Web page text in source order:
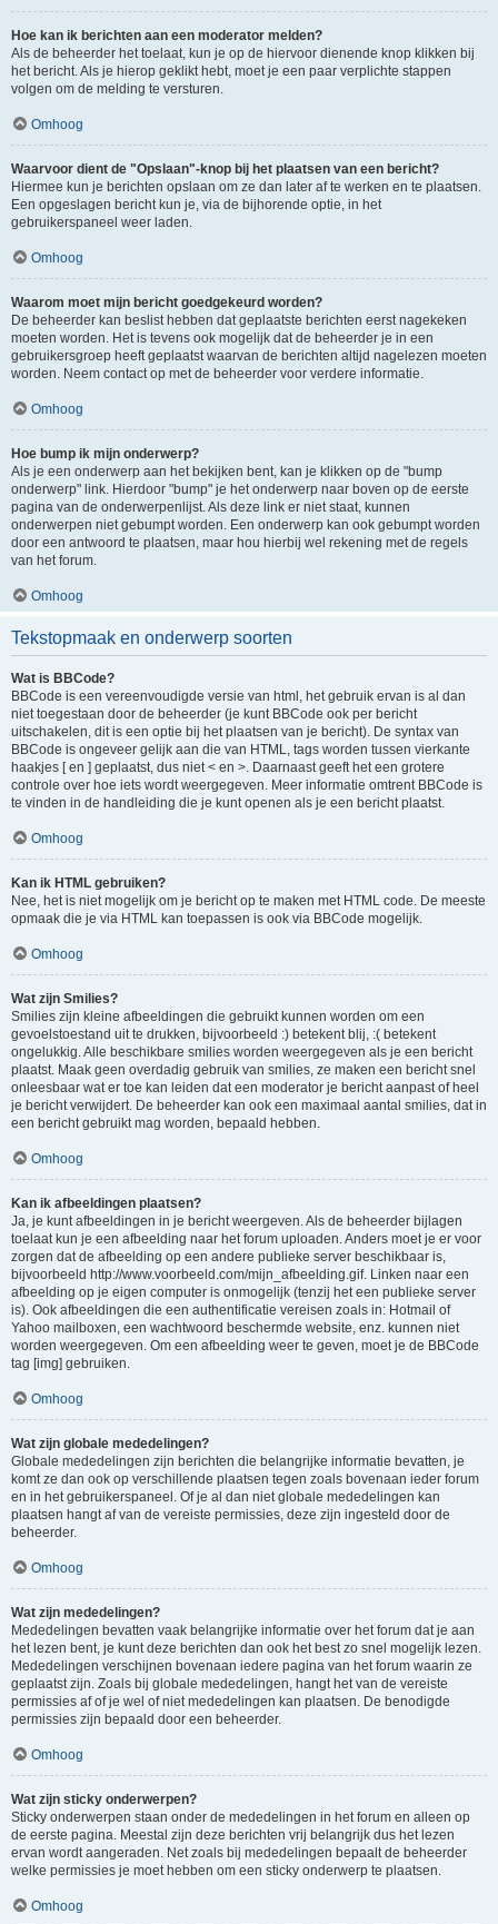
Hoe kan ik berichten aan een moderator melden?
Als de beheerder het toelaat, kun je op de hiervoor dienende knop klikken bij
het bericht. Als je hierop geklikt hebt, moet je een paar verplichte stappen
volgen om de melding te versturen.
Omhoog
Waarvoor dient de "Opslaan"-knop bij het plaatsen van een bericht?
Hiermee kun je berichten opslaan om ze dan later af te werken en te plaatsen.
Een opgeslagen bericht kun je, via de bijhorende optie, in het
gebruikerspaneel weer laden.
Omhoog
Waarom moet mijn bericht goedgekeurd worden?
De beheerder kan beslist hebben dat geplaatste berichten eerst nagekeken
moeten worden. Het is tevens ook mogelijk dat de beheerder je in een
gebruikersgroep heeft geplaatst waarvan de berichten altijd nagelezen moeten
worden. Neem contact op met de beheerder voor verdere informatie.
Omhoog
Hoe bump ik mijn onderwerp?
Als je een onderwerp aan het bekijken bent, kan je klikken op de "bump
onderwerp" link. Hierdoor "bump" je het onderwerp naar boven op de eerste
pagina van de onderwerpenlijst. Als deze link er niet staat, kunnen
onderwerpen niet gebumpt worden. Een onderwerp kan ook gebumpt worden
door een antwoord te plaatsen, maar hou hierbij wel rekening met de regels
van het forum.
Omhoog
Tekstopmaak en onderwerp soorten
Wat is BBCode?
BBCode is een vereenvoudigde versie van html, het gebruik ervan is al dan
niet toegestaan door de beheerder (je kunt BBCode ook per bericht
uitschakelen, dit is een optie bij het plaatsen van je bericht). De syntax van
BBCode is ongeveer gelijk aan die van HTML, tags worden tussen vierkante
haakjes [ en ] geplaatst, dus niet < en >. Daarnaast geeft het een grotere
controle over hoe iets wordt weergegeven. Meer informatie omtrent BBCode is
te vinden in de handleiding die je kunt openen als je een bericht plaatst.
Omhoog
Kan ik HTML gebruiken?
Nee, het is niet mogelijk om je bericht op te maken met HTML code. De meeste
opmaak die je via HTML kan toepassen is ook via BBCode mogelijk.
Omhoog
Wat zijn Smilies?
Smilies zijn kleine afbeeldingen die gebruikt kunnen worden om een
gevoelstoestand uit te drukken, bijvoorbeeld :) betekent blij, :( betekent
ongelukkig. Alle beschikbare smilies worden weergegeven als je een bericht
plaatst. Maak geen overdadig gebruik van smilies, ze maken een bericht snel
onleesbaar wat er toe kan leiden dat een moderator je bericht aanpast of heel
je bericht verwijdert. De beheerder kan ook een maximaal aantal smilies, dat in
een bericht gebruikt mag worden, bepaald hebben.
Omhoog
Kan ik afbeeldingen plaatsen?
Ja, je kunt afbeeldingen in je bericht weergeven. Als de beheerder bijlagen
toelaat kun je een afbeelding naar het forum uploaden. Anders moet je er voor
zorgen dat de afbeelding op een andere publieke server beschikbaar is,
bijvoorbeeld http://www.voorbeeld.com/mijn_afbeelding.gif. Linken naar een
afbeelding op je eigen computer is onmogelijk (tenzij het een publieke server
is). Ook afbeeldingen die een authentificatie vereisen zoals in: Hotmail of
Yahoo mailboxen, een wachtwoord beschermde website, enz. kunnen niet
worden weergegeven. Om een afbeelding weer te geven, moet je de BBCode
tag [img] gebruiken.
Omhoog
Wat zijn globale mededelingen?
Globale mededelingen zijn berichten die belangrijke informatie bevatten, je
komt ze dan ook op verschillende plaatsen tegen zoals bovenaan ieder forum
en in het gebruikerspaneel. Of je al dan niet globale mededelingen kan
plaatsen hangt af van de vereiste permissies, deze zijn ingesteld door de
beheerder.
Omhoog
Wat zijn mededelingen?
Mededelingen bevatten vaak belangrijke informatie over het forum dat je aan
het lezen bent, je kunt deze berichten dan ook het best zo snel mogelijk lezen.
Mededelingen verschijnen bovenaan iedere pagina van het forum waarin ze
geplaatst zijn. Zoals bij globale mededelingen, hangt het van de vereiste
permissies af of je wel of niet mededelingen kan plaatsen. De benodigde
permissies zijn bepaald door een beheerder.
Omhoog
Wat zijn sticky onderwerpen?
Sticky onderwerpen staan onder de mededelingen in het forum en alleen op
de eerste pagina. Meestal zijn deze berichten vrij belangrijk dus het lezen
ervan wordt aangeraden. Net zoals bij mededelingen bepaalt de beheerder
welke permissies je moet hebben om een sticky onderwerp te plaatsen.
Omhoog